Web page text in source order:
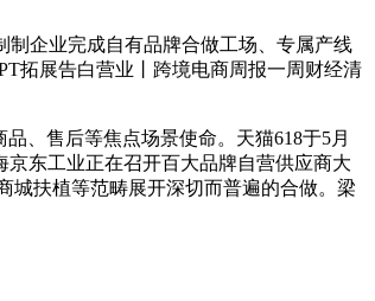
企业完成自有品牌合做工场、专属产线
拓展告白营业丨跨境电商周报一周财经清
、售后等焦点场景使命。天猫618于5月
东工业正在召开百大品牌自营供应商大
城扶植等范畴展开深切而普遍的合做。梁